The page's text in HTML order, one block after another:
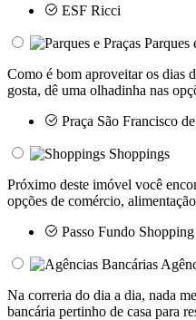
ESF Ricci
Parques
Como é bom aproveitar os dias
gosta, dê uma olhadinha nas
Praça São Francisco
Shoppings
Próximo deste imóvel você
opções de comércio,
Passo Fundo Shopping
Na correria do dia a dia, nada
bancária pertinho de casa para